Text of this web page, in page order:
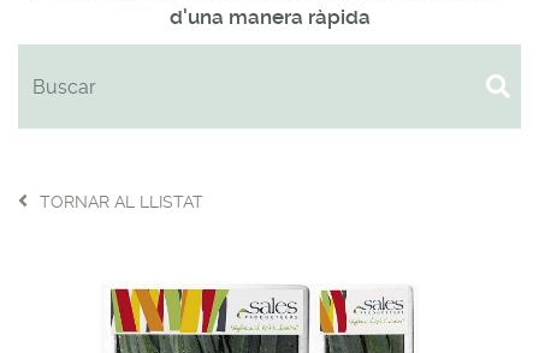
d'una manera ràpida
TORNAR AL LLISTAT